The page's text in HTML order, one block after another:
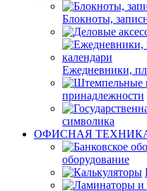
Блокноты,
Ежедневники,
принадлежности
символика
ОФИСНАЯ
оборудование